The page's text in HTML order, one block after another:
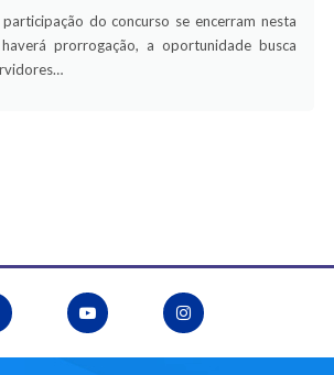
do concurso se encerram nesta
prorrogação, a oportunidade busca